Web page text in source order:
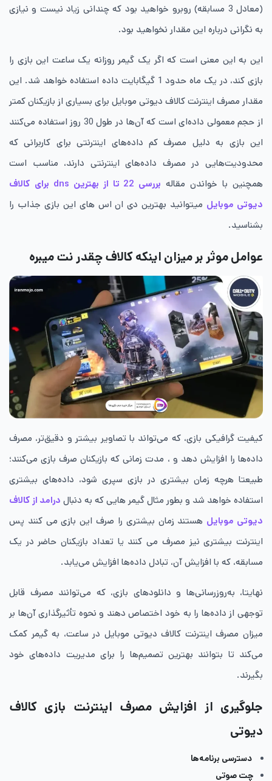
(معادل 3 مسابقه) روبرو خواهید بود که چندانی زیاد نیست و نیازی
به نگرانی درباره این مقدار نخواهید بود.
این به این معنی است که اگر یک گیمر روزانه یک ساعت این بازی را
بازی کند، در یک ماه حدود 1 گیگابایت داده استفاده خواهد شد. این
مقدار مصرف اینترنت کالاف دیوتی موبایل برای بسیاری از بازیکنان کمتر
از حجم معمولی داده‌ای است که آن‌ها در طول 30 روز استفاده می‌کنند
این بازی به دلیل مصرف کم داده‌های اینترنتی برای کاربرانی که
محدودیت‌هایی در مصرف داده‌های اینترنتی دارند، مناسب است
همچنین با خواندن مقاله
بررسی 22 تا از بهترین dns برای کالاف
دیوتی موبایل میتوانید بهترین دی ان اس های این بازی جذاب را
بشناسید.
عوامل موثر بر میزان اینکه کالاف چقدر نت میبره
کیفیت گرافیکی بازی، که می‌تواند با تصاویر بیشتر و دقیق‌تر، مصرف
داده‌ها را افزایش دهد و ، مدت زمانی که بازیکنان صرف بازی می‌کنند؛
طبیعتا هرچه زمان بیشتری در بازی سپری شود، داده‌های بیشتری
استفاده خواهد شد و بطور مثال گیمر هایی که به دنبال درامد از کالاف
دیوتی موبایل هستند زمان بیشتری را صرف این بازی می کنند پس
اینترنت بیشتری نیز مصرف می کنند یا تعداد بازیکنان حاضر در یک
مسابقه، که با افزایش آن، تبادل داده‌ها افزایش می‌یابد.
نهایتا، به‌روزرسانی‌ها و دانلودهای بازی، که می‌توانند مصرف قابل
توجهی از داده‌ها را به خود اختصاص دهند و نحوه تأثیرگذاری آن‌ها بر
میزان مصرف اینترنت کالاف دیوتی موبایل در ساعت، به گیمر کمک
می‌کند تا بتوانند بهترین تصمیم‌ها را برای مدیریت داده‌های خود
بگیرند.
جلوگیری از افزایش مصرف اینترنت بازی کالاف
دیوتی
دسترسی برنامه‌ها
چت صوتی